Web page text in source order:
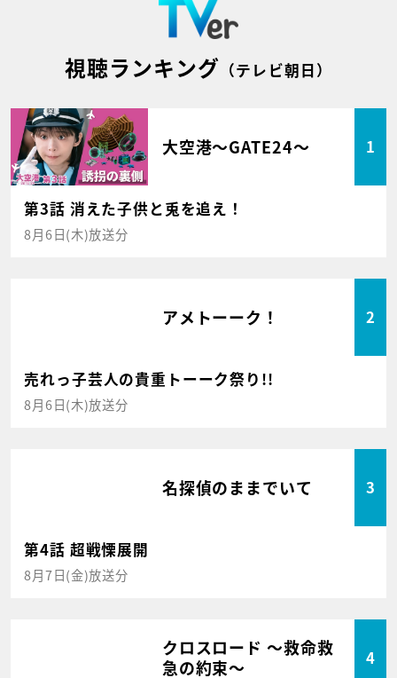
視聴ランキング （テレビ朝日）
大空港～GATE24～ 1
第3話 消えた子供と兎を追え！
8月6日(木)放送分
アメトーーク！ 2
売れっ子芸人の貴重トーーク祭り!!
8月6日(木)放送分
名探偵のままでいて 3
第4話 超戦慄展開
8月7日(金)放送分
クロスロード ～救命救
急の約束～
4